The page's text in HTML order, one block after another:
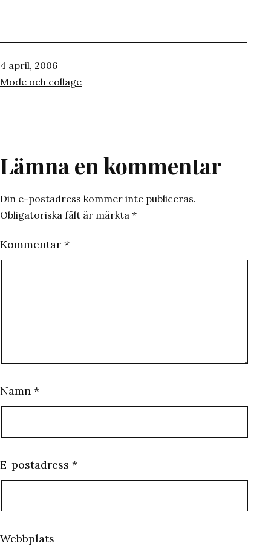
Publicerat
den
4 april, 2006
Kategoriserat
Mode och collage
Lämna en kommentar
Din e-postadress kommer inte publiceras.
Obligatoriska fält är märkta *
Kommentar *
Namn *
E-postadress *
Webbplats